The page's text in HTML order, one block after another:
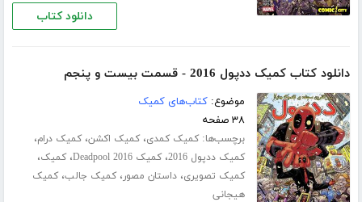
دانلود کتاب
دانلود کتاب کمیک ددپول 2016 - قسمت بیست و پنجم
موضوع:کتاب‌های کمیک
۳۸ صفحه
برچسب‌ها:کمیک کمدی،کمیک اکشن،کمیک درام،
کمیک ددپول 2016 ،کمیک Deadpool 2016 ،کمیک،
کمیک تصویری،داستان مصور،کمیک جالب،کمیک
هیجانی